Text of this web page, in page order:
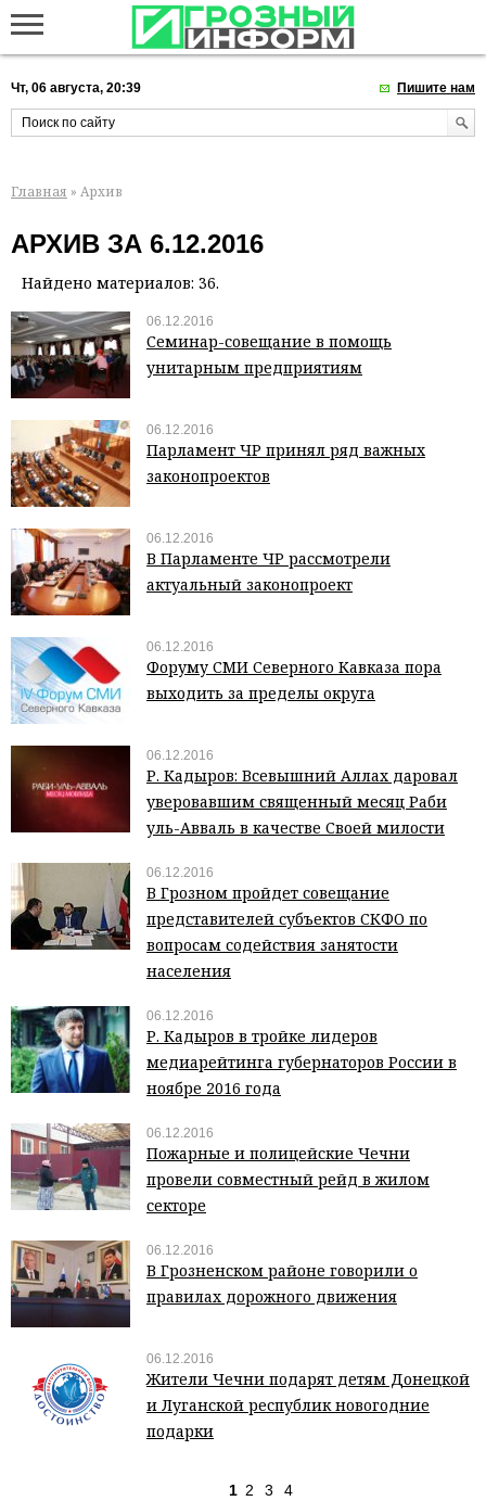
Чт, 06 августа, 20:39 Пишите нам
Главная » Архив
АРХИВ ЗА 6.12.2016
Найдено материалов: 36.
06.12.2016
Семинар-совещание в помощь
унитарным предприятиям
06.12.2016
Парламент ЧР принял ряд важных
законопроектов
06.12.2016
В Парламенте ЧР рассмотрели
актуальный законопроект
06.12.2016
Форуму СМИ Северного Кавказа пора
выходить за пределы округа
06.12.2016
Р. Кадыров: Всевышний Аллах даровал
уверовавшим священный месяц Раби
уль-Авваль в качестве Своей милости
06.12.2016
В Грозном пройдет совещание
представителей субъектов СКФО по
вопросам содействия занятости
населения
06.12.2016
Р. Кадыров в тройке лидеров
медиарейтинга губернаторов России в
ноябре 2016 года
06.12.2016
Пожарные и полицейские Чечни
провели совместный рейд в жилом
секторе
06.12.2016
В Грозненском районе говорили о
правилах дорожного движения
06.12.2016
Жители Чечни подарят детям Донецкой
и Луганской республик новогодние
подарки
1 2 3 4